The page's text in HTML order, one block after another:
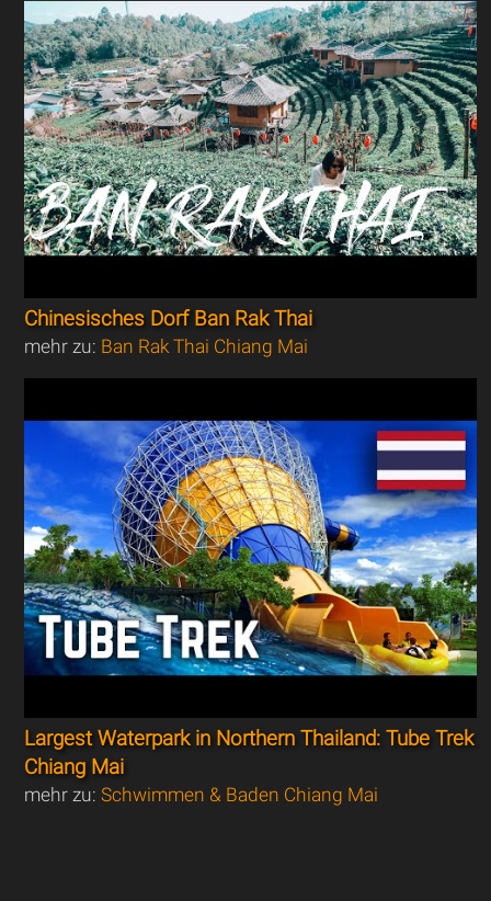
Chinesisches Dorf Ban Rak Thai
mehr zu: Ban Rak Thai Chiang Mai
Largest Waterpark in Northern Thailand: Tube Trek
Chiang Mai
mehr zu:Schwimmen & Baden Chiang Mai